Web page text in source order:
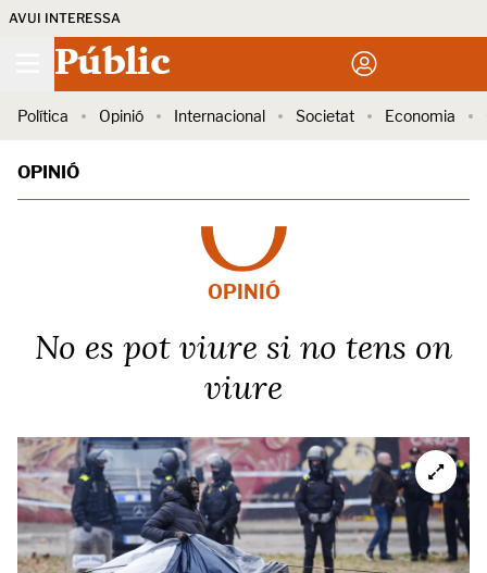
AVUI INTERESSA
Públic
Política Opinió Internacional Societat Economia
OPINIÓ
OPINIÓ
No es pot viure si no tens on
viure